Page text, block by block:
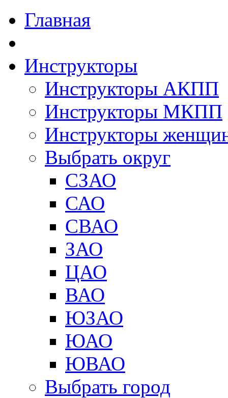
Главная
Инструкторы
Инструкторы АКПП
Инструкторы МКПП
Инструкторы
Выбрать округ
СЗАО
САО
СВАО
ЗАО
ЦАО
ВАО
ЮЗАО
ЮАО
ЮВАО
Выбрать город